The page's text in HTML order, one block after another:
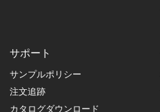
サポート
サンプルポリシー
注文追跡
カタログダウンロード